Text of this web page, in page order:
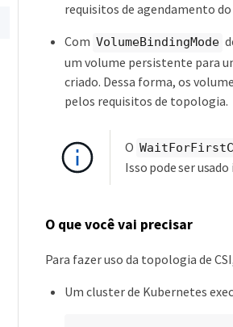
requisitos de agendamento
Com VolumeBindingMode
um volume persistente para
criado. Dessa forma, os
pelos requisitos de topologia.
O
Isso pode ser
O que você vai precisar
Para fazer uso da topologia de
Um cluster de Kubernetes